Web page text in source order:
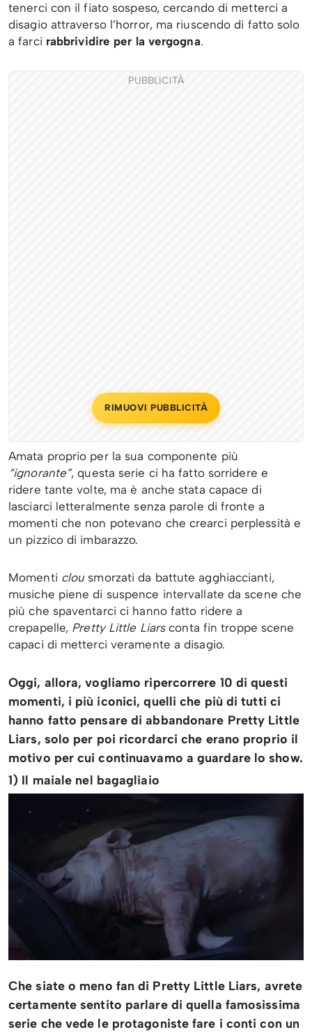
tenerci con il fiato sospeso, cercando di metterci a
disagio attraverso l’horror, ma riuscendo di fatto solo
a farci rabbrividire per la vergogna.
PUBBLICITÀ
RIMUOVI PUBBLICITÀ
Amata proprio per la sua componente più
“ignorante”, questa serie ci ha fatto sorridere e
ridere tante volte, ma è anche stata capace di
lasciarci letteralmente senza parole di fronte a
momenti che non potevano che crearci perplessità e
un pizzico di imbarazzo.
Momenti clousmorzati da battute agghiaccianti,
musiche piene di suspence intervallate da scene che
più che spaventarci ci hanno fatto ridere a
crepapelle, Pretty Little Liarsconta fin troppe scene
capaci di metterci veramente a disagio.
Oggi, allora, vogliamo ripercorrere 10 di questi
momenti, i più iconici, quelli che più di tutti ci
hanno fatto pensare di abbandonare Pretty Little
Liars, solo per poi ricordarci che erano proprio il
motivo per cui continuavamo a guardare lo show.
1) Il maiale nel bagagliaio
Che siate o meno fan di Pretty Little Liars, avrete
certamente sentito parlare di quella famosissima
serie che vede le protagoniste fare i conti con un